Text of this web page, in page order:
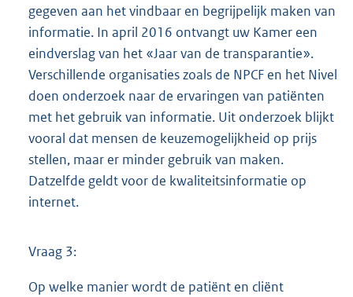
gegeven aan het vindbaar en begrijpelijk maken van
informatie. In april 2016 ontvangt uw Kamer een
eindverslag van het «Jaar van de transparantie».
Verschillende organisaties zoals de NPCF en het Nivel
doen onderzoek naar de ervaringen van patiënten
met het gebruik van informatie. Uit onderzoek blijkt
vooral dat mensen de keuzemogelijkheid op prijs
stellen, maar er minder gebruik van maken.
Datzelfde geldt voor de kwaliteitsinformatie op
internet.
Vraag 3:
Op welke manier wordt de patiënt en cliënt